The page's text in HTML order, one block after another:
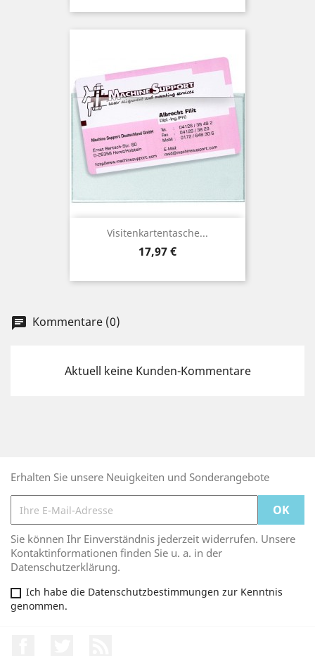
Visitenkartentasche...
Preis
17,97 €
chat Kommentare (0)
Aktuell keine Kunden-Kommentare
Erhalten Sie unsere Neuigkeiten und Sonderangebote
Sie können Ihr Einverständnis jederzeit widerrufen. Unsere
Kontaktinformationen finden Sie u. a. in der
Datenschutzerklärung.
Ich habe die Datenschutzbestimmungen zur Kenntnis
genommen.